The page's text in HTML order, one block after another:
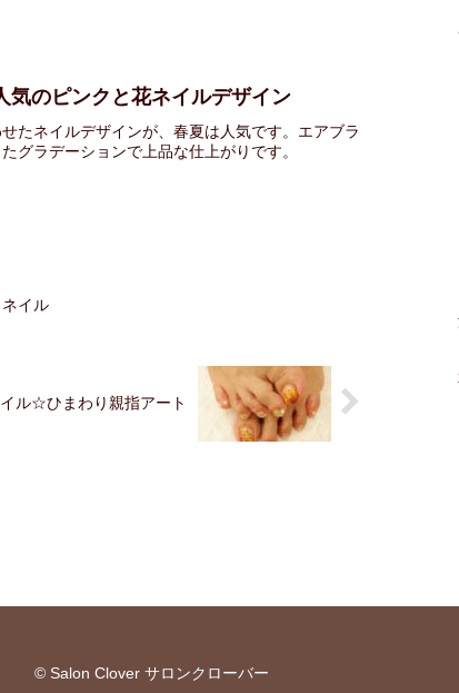
気のピンクと花ネイルデザイン
たネイルデザインが、春夏は人気です。エアブラ
グラデーションで上品な仕上がりです。
イル
ル☆ひまわり親指アート
© Salon Clover サロンクローバー